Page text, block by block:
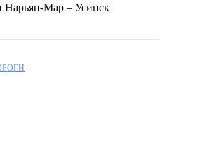
Нарьян-Мар – Усинск